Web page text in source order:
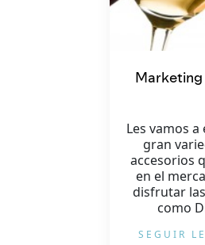
Marketing
Les vamos a
gran
accesorios
en el
disfrutar
como
SEGUIR